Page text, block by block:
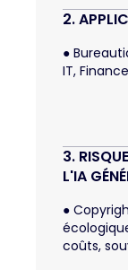
2.
●
IT, Finance
3.
L'IA
●
coûts,